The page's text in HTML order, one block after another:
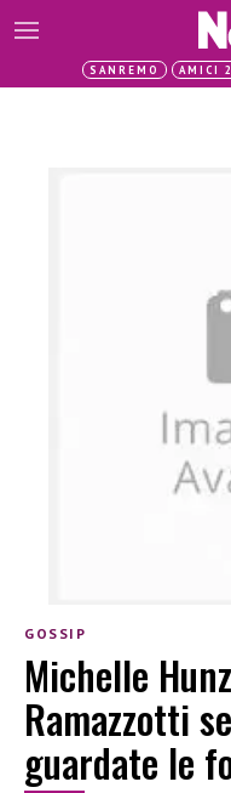
SANREMO AMICI
GOSSIP
Michelle
Ramazzotti
guardate le